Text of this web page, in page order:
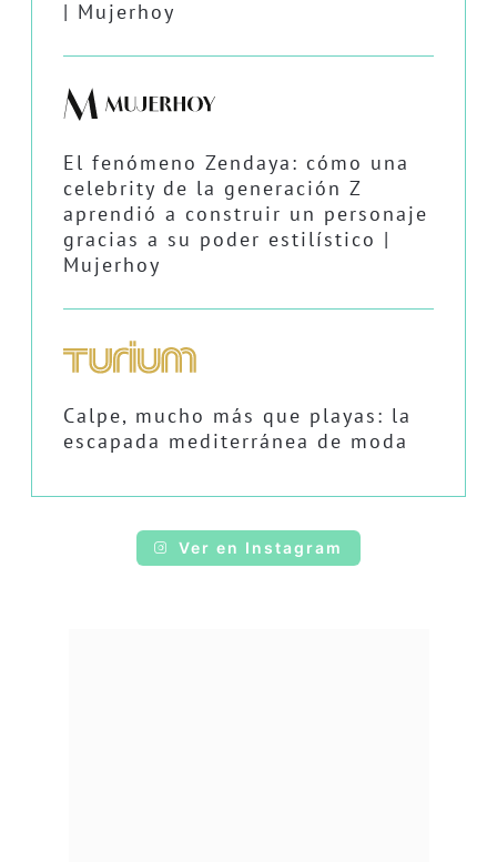
| Mujerhoy
El fenómeno Zendaya: cómo una
celebrity de la generación Z
aprendió a construir un personaje
gracias a su poder estilístico |
Mujerhoy
Calpe, mucho más que playas: la
escapada mediterránea de moda
Ver en Instagram